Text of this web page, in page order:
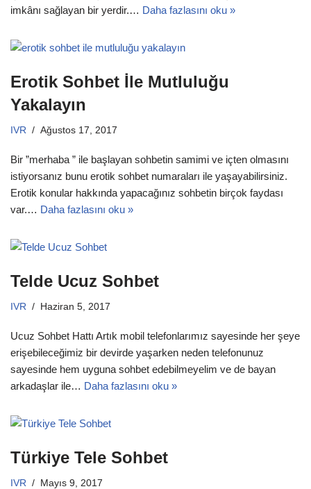
imkânı sağlayan bir yerdir.… Daha fazlasını oku »
Erotik Sohbet İle Mutluluğu
Yakalayın
IVR Ağustos 17, 2017
Bir ”merhaba ” ile başlayan sohbetin samimi ve içten olmasını
istiyorsanız bunu erotik sohbet numaraları ile yaşayabilirsiniz.
Erotik konular hakkında yapacağınız sohbetin birçok faydası
var.… Daha fazlasını oku »
Telde Ucuz Sohbet
IVR Haziran 5, 2017
Ucuz Sohbet Hattı Artık mobil telefonlarımız sayesinde her şeye
erişebileceğimiz bir devirde yaşarken neden telefonunuz
sayesinde hem uyguna sohbet edebilmeyelim ve de bayan
arkadaşlar ile… Daha fazlasını oku »
Türkiye Tele Sohbet
IVR Mayıs 9, 2017